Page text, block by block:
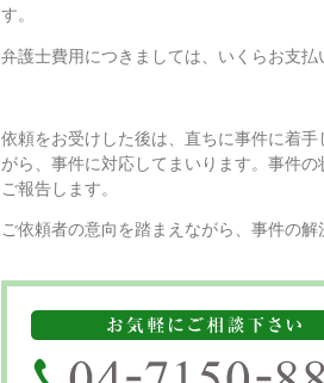
す。
弁護士費用につきましては、いくらお支
依頼をお受けした後は、直ちに事件に着
がら、事件に対応してまいります。事件
ご報告します。
ご依頼者の意向を踏まえながら、事件の解